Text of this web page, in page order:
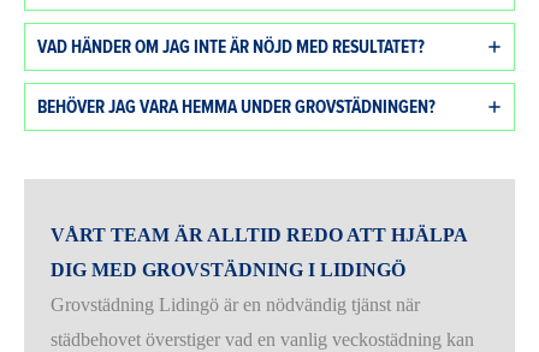
VAD HÄNDER OM JAG INTE ÄR NÖJD MED RESULTATET?
BEHÖVER JAG VARA HEMMA UNDER GROVSTÄDNINGEN?
VÅRT TEAM ÄR ALLTID REDO ATT HJÄLPA
DIG MED GROVSTÄDNING I LIDINGÖ
Grovstädning Lidingö är en nödvändig tjänst när
städbehovet överstiger vad en vanlig veckostädning kan